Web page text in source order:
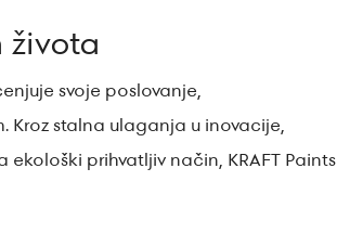
života
svoje poslovanje,
Kroz stalna ulaganja u inovacije,
prihvatljiv način, KRAFT Paints